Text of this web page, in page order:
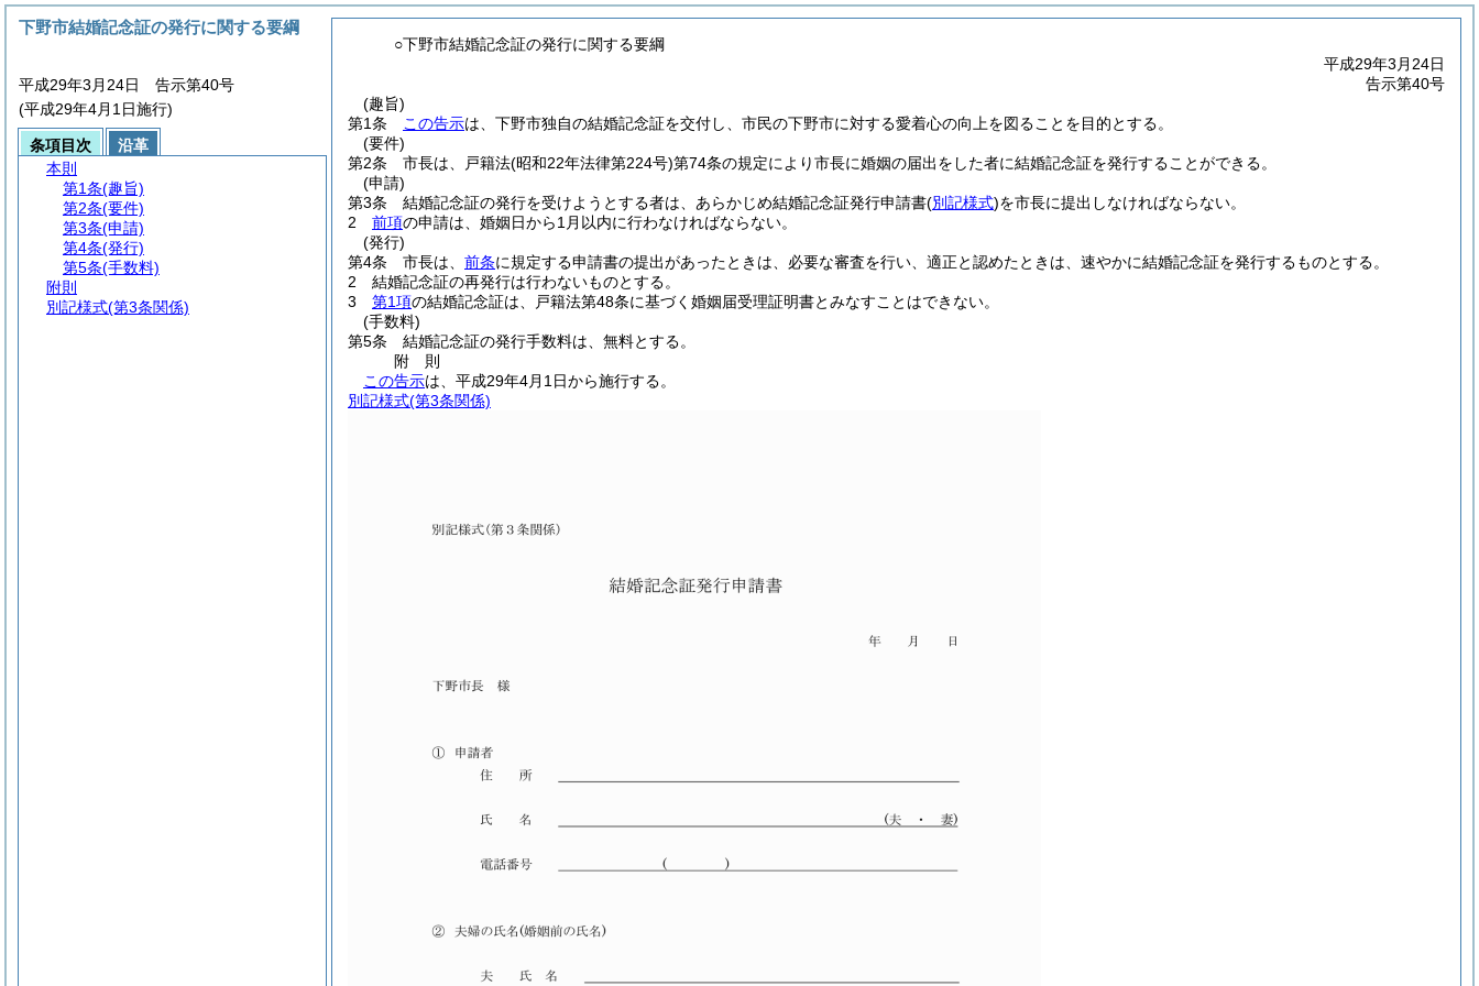
○下野市結婚記念証の発行に関する要綱
平成29年3月24日
告示第40号
(趣旨)
第1条
この告示は、下野市独自の結婚記念証を交付し、市民の下野市に対する愛着心の向上を図ることを目的とする。
(要件)
第2条
市長は、戸籍法(昭和22年法律第224号)第74条の規定により市長に婚姻の届出をした者に結婚記念証を発行することができる。
(申請)
第3条
結婚記念証の発行を受けようとする者は、あらかじめ結婚記念証発行申請書(別記様式)を市長に提出しなければならない。
2
前項の申請は、婚姻日から1月以内に行わなければならない。
(発行)
第4条
市長は、 前条に規定する申請書の提出があったときは、必要な審査を行い、適正と認めたときは、速やかに結婚記念証を発行するものとする。
2
結婚記念証の再発行は行わないものとする。
3
第1項の結婚記念証は、戸籍法第48条に基づく婚姻届受理証明書とみなすことはできない。
(手数料)
第5条
結婚記念証の発行手数料は、無料とする。
附 則
この告示は、平成29年4月1日から施行する。
別記様式(第3条関係)
下野市結婚記念証の発行に関する要綱
平成29年3月24日 告示第40号
(平成29年4月1日施行)
条項目次
沿革
本則
第1条(趣旨)
第2条(要件)
第3条(申請)
第4条(発行)
第5条(手数料)
附則
別記様式(第3条関係)